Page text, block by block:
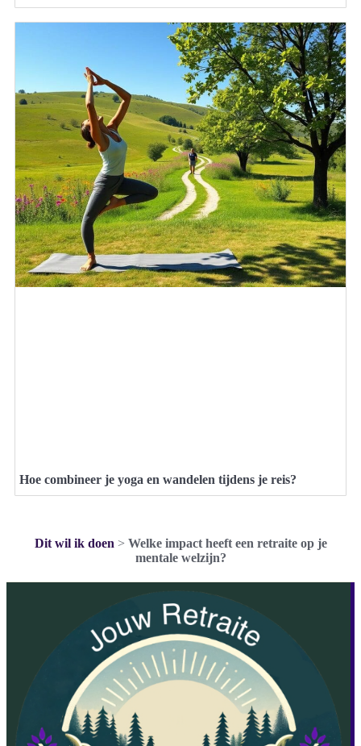
Hoe combineer je yoga en wandelen tijdens je reis?
Dit wil ik doen > Welke impact heeft een retraite op je
mentale welzijn?